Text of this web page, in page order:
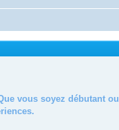
vous soyez débutant ou